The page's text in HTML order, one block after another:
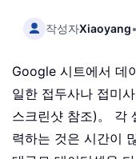
작성자Xiaoyang•
Google 시트에서 데
일한 접두사나 접미
스크린샷 참조)。 각
력하는 것은 시간이